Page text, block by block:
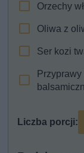
Orzechy
Oliwa z
Ser kozi
Liczba porcji: